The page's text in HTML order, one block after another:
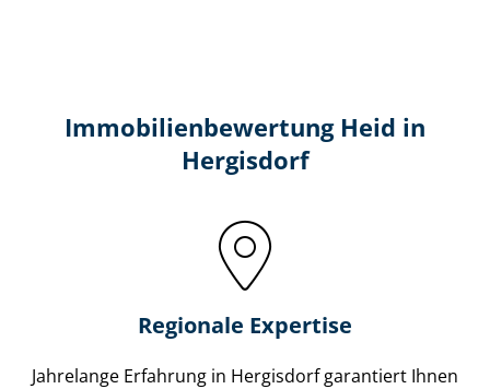
Immobilien­bewertung Heid in
Hergisdorf
Regionale Expertise
Jahrelange Erfahrung in Hergisdorf garantiert Ihnen